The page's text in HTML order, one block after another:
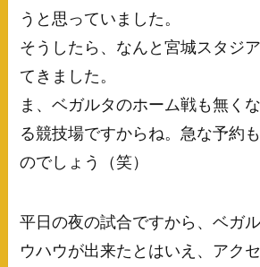
うと思っていました。
そうしたら、なんと宮城スタジ
てきました。
ま、ベガルタのホーム戦も無く
る競技場ですからね。急な予約
のでしょう（笑）
平日の夜の試合ですから、ベガ
ウハウが出来たとはいえ、アク